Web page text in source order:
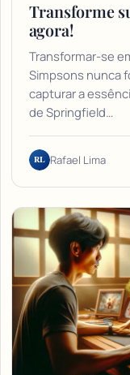
Transforme
agora!
Transformar-se
Simpsons nunca
capturar a
de Springfield…
RL Rafael Lima